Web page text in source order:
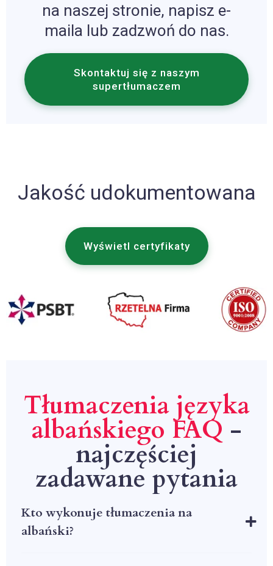
na naszej stronie, napisz e-
maila lub zadzwoń do nas.
Skontaktuj się z naszym
supertłumaczem
Jakość udokumentowana
Wyświetl certyfikaty
Tłumaczenia języka
albańskiego FAQ -
najczęściej
zadawane pytania
Kto wykonuje tłumaczenia na
albański?